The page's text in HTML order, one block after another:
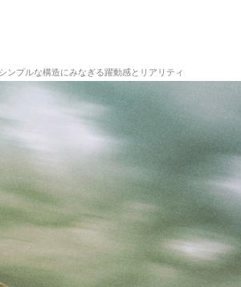
ンプルな構造にみなぎる躍動感とリアリティ